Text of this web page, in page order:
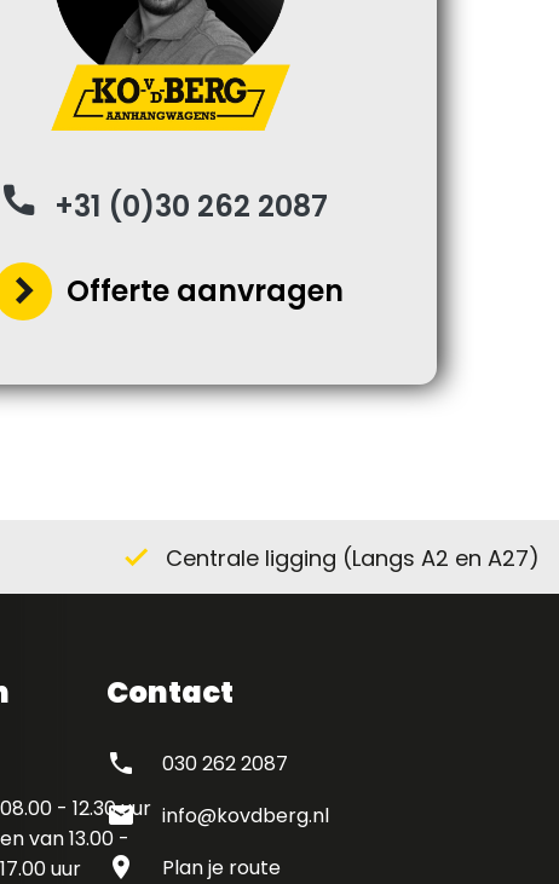
phone +31 (0)30 262 2087
chevron_right Offerte aanvragen
check Centrale ligging (Langs A2 en A27)
08.00 - 12.30 uur
en van 13.00 -
17.00 uur
Contact
phone 030 262 2087
mail info@kovdberg.nl
location_on Plan je route